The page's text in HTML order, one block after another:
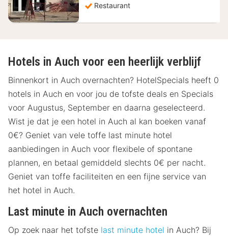
Restaurant
Hotels in Auch voor een heerlijk verblijf
Binnenkort in Auch overnachten? HotelSpecials heeft 0
hotels in Auch en voor jou de tofste deals en Specials
voor Augustus, September en daarna geselecteerd.
Wist je dat je een hotel in Auch al kan boeken vanaf
0€? Geniet van vele toffe last minute hotel
aanbiedingen in Auch voor flexibele of spontane
plannen, en betaal gemiddeld slechts 0€ per nacht.
Geniet van toffe faciliteiten en een fijne service van
het hotel in Auch.
Last minute in Auch overnachten
Op zoek naar het tofste last minute hotel in Auch? Bij